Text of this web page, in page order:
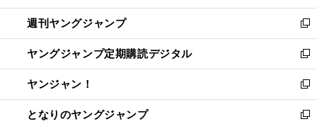
開
く
ウ
で
開
く
ン
ド
ウ
で
開
く
ウ
ィ
ン
ド
ウ
で
開
く
週刊ヤングジャンプ
新
し
い
ウ
ィ
ン
ド
ヤングジャンプ定期購読デジタル
新
し
い
ウ
ィ
ヤンジャン！
新
し
い
となりのヤングジャンプ
新